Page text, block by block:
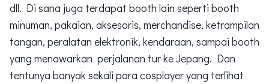
dll. Di sana juga terdapat booth lain seperti booth
minuman, pakaian, aksesoris, merchandise, ketrampilan
tangan, peralatan elektronik, kendaraan, sampai booth
yang menawarkan perjalanan tur ke Jepang. Dan
tentunya banyak sekali para cosplayer yang terlihat